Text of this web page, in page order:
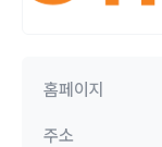
홈페이지
주소